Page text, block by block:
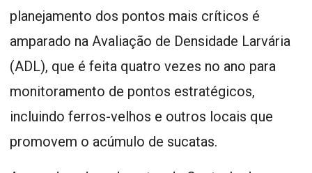
planejamento dos pontos mais críticos é
amparado na Avaliação de Densidade Larvária
(ADL), que é feita quatro vezes no ano para
monitoramento de pontos estratégicos,
incluindo ferros-velhos e outros locais que
promovem o acúmulo de sucatas.